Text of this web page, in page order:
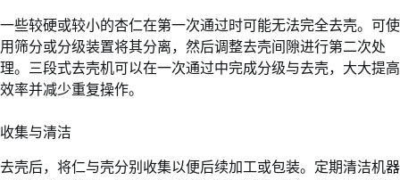
一些较硬或较小的杏仁在第一次通过时可能无法完全去壳。可使
用筛分或分级装置将其分离，然后调整去壳间隙进行第二次处
理。三段式去壳机可以在一次通过中完成分级与去壳，大大提高
效率并减少重复操作。
收集与清洁
去壳后，将仁与壳分别收集以便后续加工或包装。定期清洁机器